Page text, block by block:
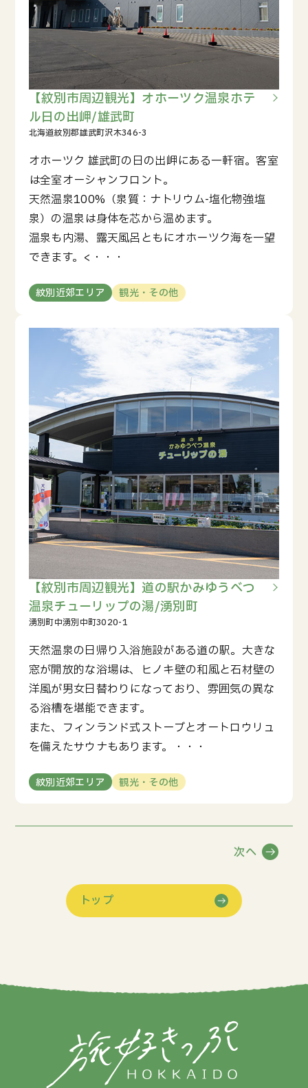
【紋別市周辺観光】オホーツク温泉ホテ
ル日の出岬/雄武町
オホーツク 雄武町の日の出岬にある一軒宿。客室
は全室オーシャンフロント。
天然温泉100%（泉質：ナトリウム-塩化物強塩
泉）の温泉は身体を芯から温めます。
温泉も内湯、露天風呂ともにオホーツク海を一望
できます。<・・・
紋別近郊エリア 観光・その他
【紋別市周辺観光】道の駅かみゆうべつ
温泉チューリップの湯/湧別町
天然温泉の日帰り入浴施設がある道の駅。大きな
窓が開放的な浴場は、ヒノキ壁の和風と石材壁の
洋風が男女日替わりになっており、雰囲気の異な
る浴槽を堪能できます。
また、フィンランド式ストーブとオートロウリュ
を備えたサウナもあります。・・・
紋別近郊エリア 観光・その他
次へ
トップ